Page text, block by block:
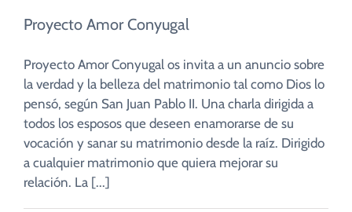
Proyecto Amor Conyugal
Proyecto Amor Conyugal os invita a un anuncio sobre
la verdad y la belleza del matrimonio tal como Dios lo
pensó, según San Juan Pablo II. Una charla dirigida a
todos los esposos que deseen enamorarse de su
vocación y sanar su matrimonio desde la raíz. Dirigido
a cualquier matrimonio que quiera mejorar su
relación. La [...]